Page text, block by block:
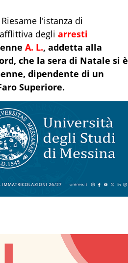
l'istanza di
degli arresti
A. L., addetta alla
che la sera di Natale si è
dipendente di un
Superiore.